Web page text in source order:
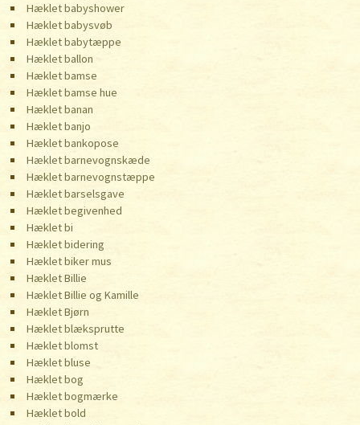
Hæklet babyshower
Hæklet babysvøb
Hæklet babytæppe
Hæklet ballon
Hæklet bamse
Hæklet bamse hue
Hæklet banan
Hæklet banjo
Hæklet bankopose
Hæklet barnevognskæde
Hæklet barnevognstæppe
Hæklet barselsgave
Hæklet begivenhed
Hæklet bi
Hæklet bidering
Hæklet biker mus
Hæklet Billie
Hæklet Billie og Kamille
Hæklet Bjørn
Hæklet blæksprutte
Hæklet blomst
Hæklet bluse
Hæklet bog
Hæklet bogmærke
Hæklet bold